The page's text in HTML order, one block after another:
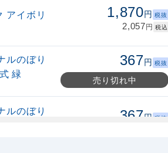
アイボリ 1,870円 税抜
2,057円 税込
ルのぼり
緑
367円 税抜
売り切れ中
ルのぼり
367円 税抜